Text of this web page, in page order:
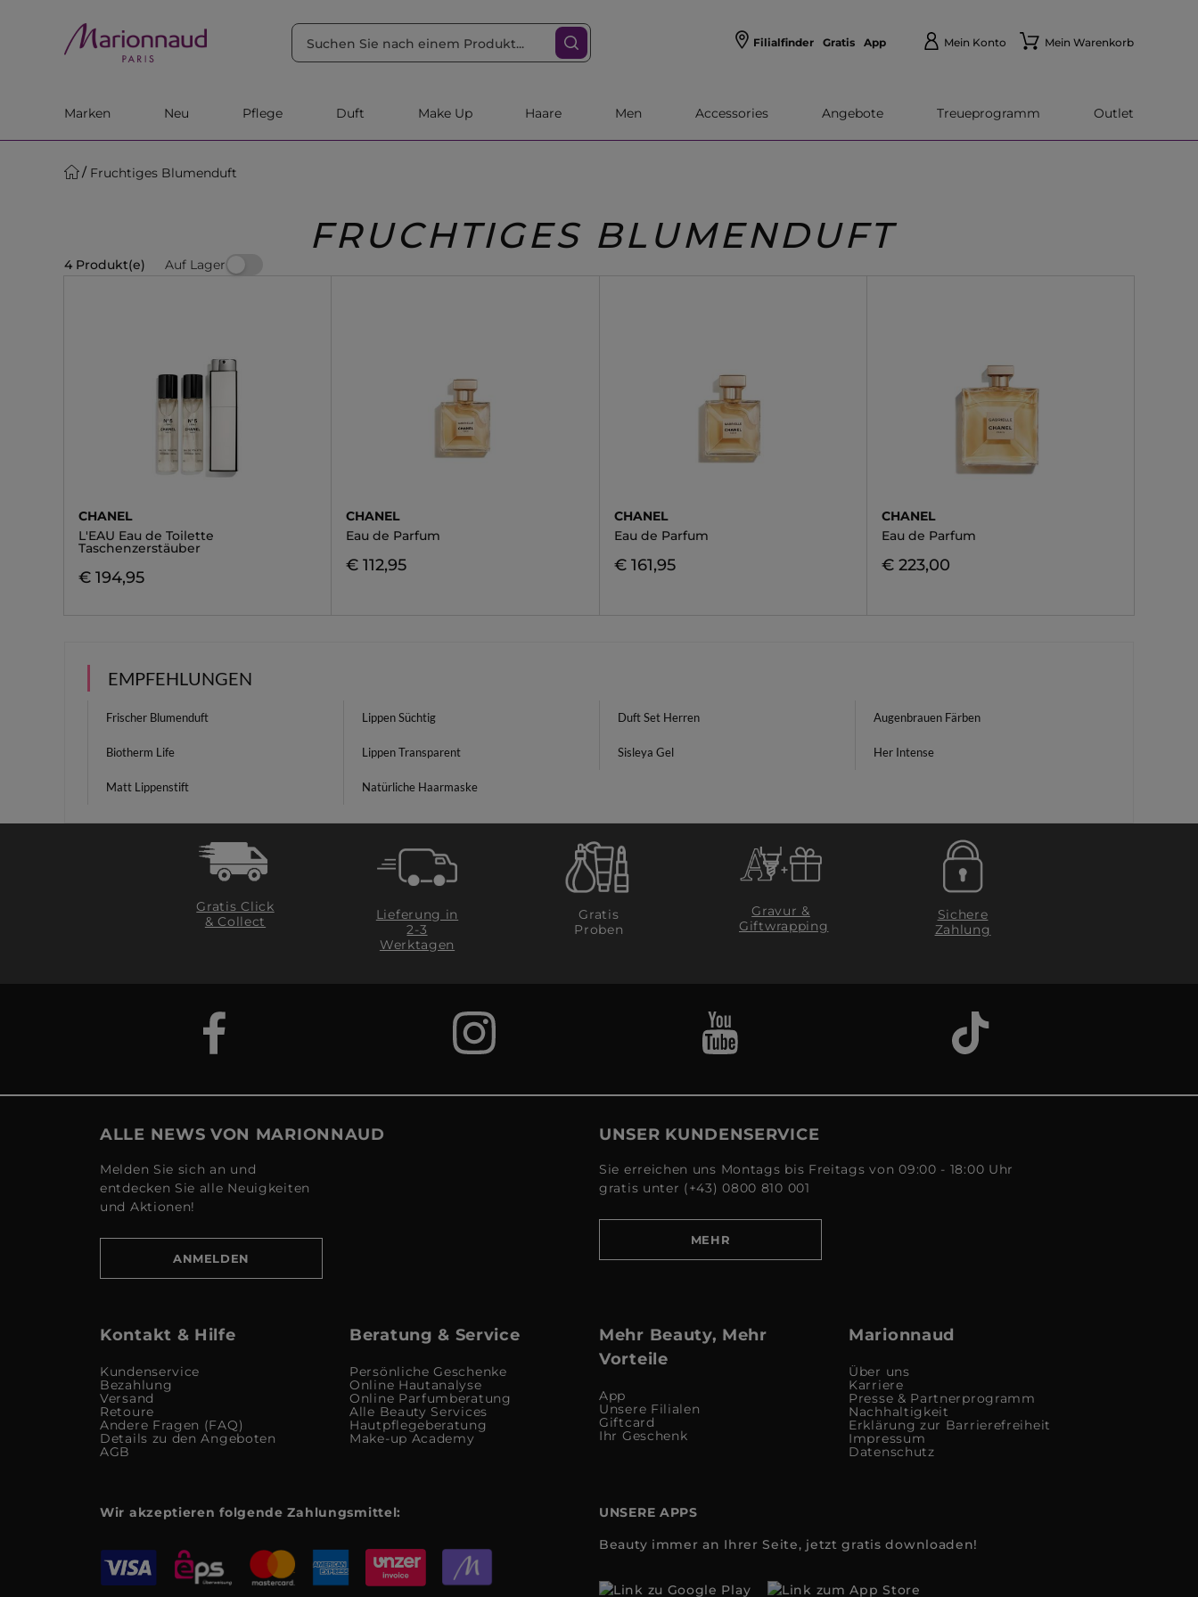
Filialfinder Gratis App Mein Konto Mein Warenkorb
Marken Neu Pflege Duft Make Up Haare Men Accessories Angebote Treueprogramm Outlet
Fruchtiges Blumenduft
FRUCHTIGES BLUMENDUFT
4 Produkt(e) Auf Lager
CHANEL
L'EAU Eau de Toilette
Taschenzerstäuber
€ 194,95
CHANEL
Eau de Parfum
€ 112,95
CHANEL
Eau de Parfum
€ 161,95
CHANEL
Eau de Parfum
€ 223,00
EMPFEHLUNGEN
Frischer Blumenduft Lippen Süchtig Duft Set Herren Augenbrauen Färben
Biotherm Life Lippen Transparent Sisleya Gel Her Intense
Matt Lippenstift Natürliche Haarmaske
Gratis Click
& Collect
Lieferung in
2-3
Werktagen
Gratis
Proben
Gravur &
Giftwrapping
Sichere
Zahlung
ALLE NEWS VON MARIONNAUD
Melden Sie sich an und
entdecken Sie alle Neuigkeiten
und Aktionen!
ANMELDEN
UNSER KUNDENSERVICE
Sie erreichen uns Montags bis Freitags von 09:00 - 18:00 Uhr
gratis unter (+43) 0800 810 001
MEHR
Kontakt & Hilfe
Kundenservice
Bezahlung
Versand
Retoure
Andere Fragen (FAQ)
Details zu den Angeboten
AGB
Beratung & Service
Persönliche Geschenke
Online Hautanalyse
Online Parfumberatung
Alle Beauty Services
Hautpflegeberatung
Make-up Academy
Mehr Beauty, Mehr
Vorteile
App
Unsere Filialen
Giftcard
Ihr Geschenk
Marionnaud
Über uns
Karriere
Presse & Partnerprogramm
Nachhaltigkeit
Erklärung zur Barrierefreiheit
Impressum
Datenschutz
Wir akzeptieren folgende Zahlungsmittel:
UNSERE APPS
Beauty immer an Ihrer Seite, jetzt gratis downloaden!